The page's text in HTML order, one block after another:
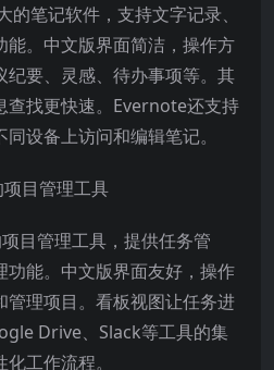
笔记软件，支持文字记录、
能。中文版界面简洁，操作方
纪要、灵感、待办事项等。其
查找更快速。Evernote还支持
设备上访问和编辑笔记。
目管理工具
目管理工具，提供任务管
功能。中文版界面友好，操作
理项目。看板视图让任务进
Drive、Slack等工具的集
工作流程。